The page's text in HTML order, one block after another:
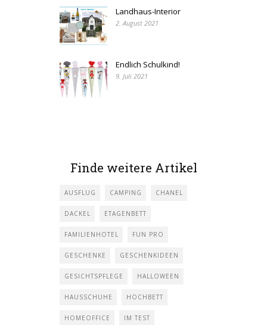
Landhaus-Interior
2. August 2021
Endlich Schulkind!
9. Juli 2021
Finde weitere Artikel
AUSFLUG CAMPING CHANEL
DACKEL ETAGENBETT
FAMILIENHOTEL FUN PRO
GESCHENKE GESCHENKIDEEN
GESICHTSPFLEGE HALLOWEEN
HAUSSCHUHE HOCHBETT
HOMEOFFICE IM TEST